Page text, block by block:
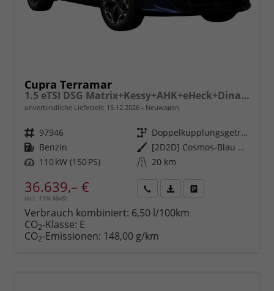
Cupra Terramar
1.5 eTSI DSG Matrix+Kessy+AHK+eHeck+Dinamica+CarPlay+eHeck+GV5
unverbindliche Lieferzeit: 15.12.2026 Neuwagen
Fahrzeugnr. 97946 Getriebe
Doppelkupplungsgetriebe (DSG)
Kraftstoff Benzin Außenfarbe
[2D2D] Cosmos-Blau Metallic
Leistung 110 kW (150 PS) Kilometerstand 20 km
36.639,– €
incl. 19% MwSt.
anfordern
Datei,
Verbrauch kombiniert: 6,50 l/100km
CO2-Klasse: E
CO2-Emissionen: 148,00 g/km